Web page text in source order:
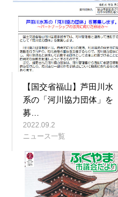
【国交省福山】芦田川水
系の「河川協力団体」を
募…
2022.09.2
ニュース一覧